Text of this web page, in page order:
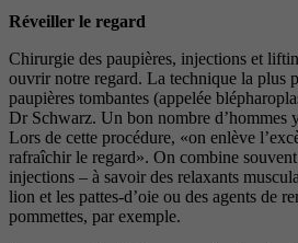
Réveiller le regard
Chirurgie des paupières, injections et
ouvrir notre regard. La technique la plus
paupières tombantes (appelée
Dr Schwarz. Un bon nombre d’hommes
Lors de cette procédure, «on enlève
rafraîchir le regard». On combine
injections – à savoir des relaxants
lion et les pattes-d’oie ou des agents de
pommettes, par exemple.